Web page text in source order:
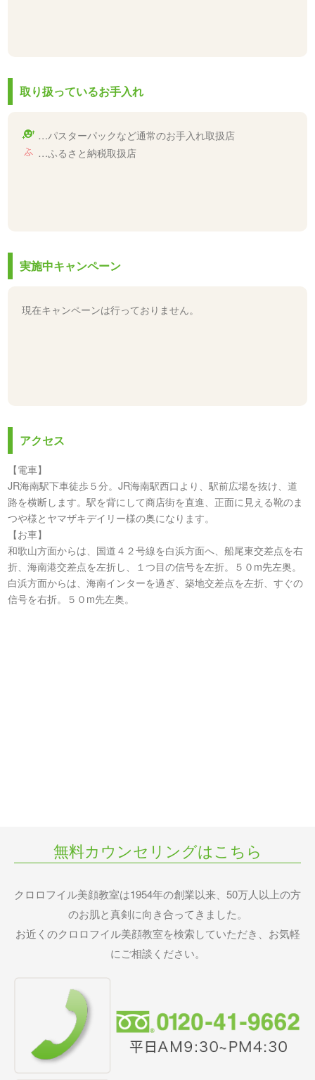
取り扱っているお手入れ
…パスターパックなど通常のお手入れ取扱店
…ふるさと納税取扱店
実施中キャンペーン
現在キャンペーンは行っておりません。
アクセス
【電車】
JR海南駅下車徒歩５分。JR海南駅西口より、駅前広場を抜け、道
路を横断します。駅を背にして商店街を直進、正面に見える靴のま
つや様とヤマザキデイリー様の奥になります。
【お車】
和歌山方面からは、国道４２号線を白浜方面へ、船尾東交差点を右
折、海南港交差点を左折し、１つ目の信号を左折。５０m先左奥。
白浜方面からは、海南インターを過ぎ、築地交差点を左折、すぐの
信号を右折。５０m先左奥。
無料カウンセリングはこちら
クロロフイル美顔教室は1954年の創業以来、50万人以上の方
のお肌と真剣に向き合ってきました。
お近くのクロロフイル美顔教室を検索していただき、お気軽
にご相談ください。